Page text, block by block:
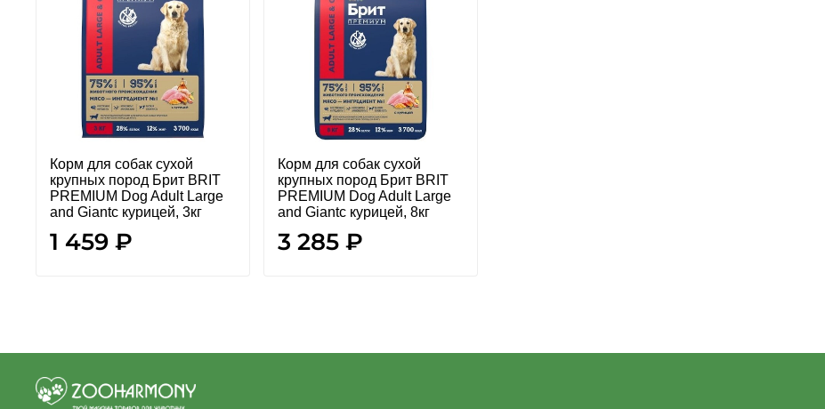
Корм для собак сухой
крупных пород Брит BRIT
PREMIUM Dog Adult Large
and Giantс курицей, 3кг
1 459 ₽
Корм для собак сухой
крупных пород Брит BRIT
PREMIUM Dog Adult Large
and Giantс курицей, 8кг
3 285 ₽